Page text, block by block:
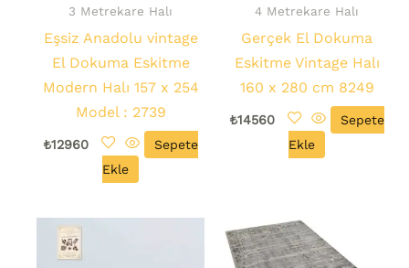
3 Metrekare Halı
Eşsiz Anadolu vintage
El Dokuma Eskitme
Modern Halı 157 x 254
Model : 2739
₺12960
Sepete
Ekle
4 Metrekare Halı
Gerçek El Dokuma
Eskitme Vintage Halı
160 x 280 cm 8249
₺14560
Sepete
Ekle